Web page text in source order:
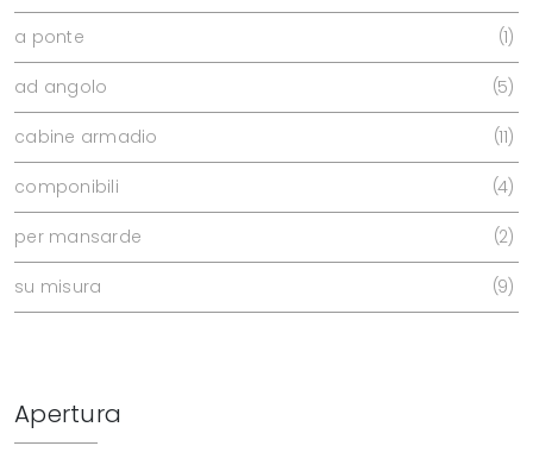
a ponte 1
ad angolo 5
cabine armadio 11
componibili 4
per mansarde 2
su misura 9
Apertura